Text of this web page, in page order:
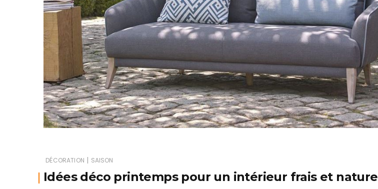
DÉCORATION | SAISON
Idées déco printemps pour un intérieur frais et nature